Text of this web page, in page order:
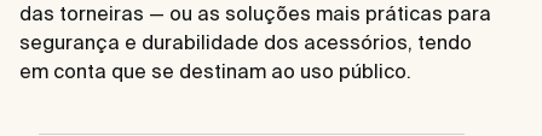
das torneiras — ou as soluções mais práticas para
segurança e durabilidade dos acessórios, tendo
em conta que se destinam ao uso público.